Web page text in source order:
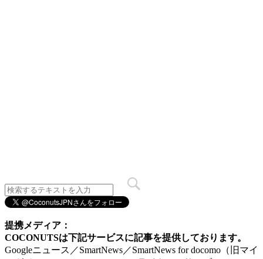
提携メディア：
COCONUTSは下記サービスに記事を提供しております。
Googleニュース／SmartNews／SmartNews for docomo（旧マイ